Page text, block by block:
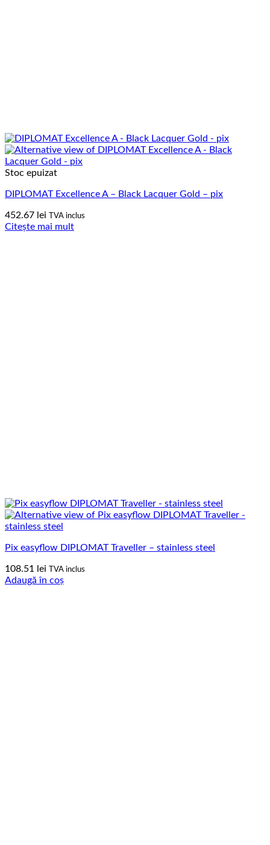
Stoc epuizat
DIPLOMAT Excellence A – Black Lacquer Gold – pix
452.67 lei TVA inclus
Citește mai mult
Pix easyflow DIPLOMAT Traveller – stainless steel
108.51 lei TVA inclus
Adaugă în coș